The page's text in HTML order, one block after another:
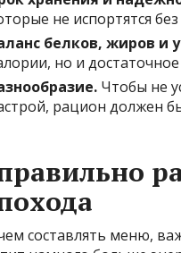
не испортятся
белков, жиров и
но и
Чтобы не
рацион должен
составлять меню,